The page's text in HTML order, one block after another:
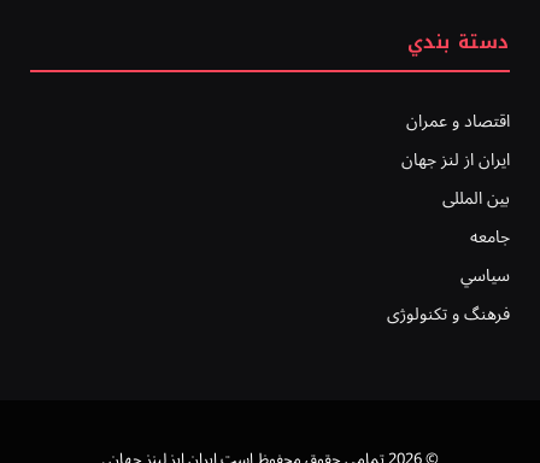
دستة بندي
اقتصاد و عمران
ایران از لنز جهان
بين المللى
جامعه
سياسي
فرهنگ و تکنولوژی